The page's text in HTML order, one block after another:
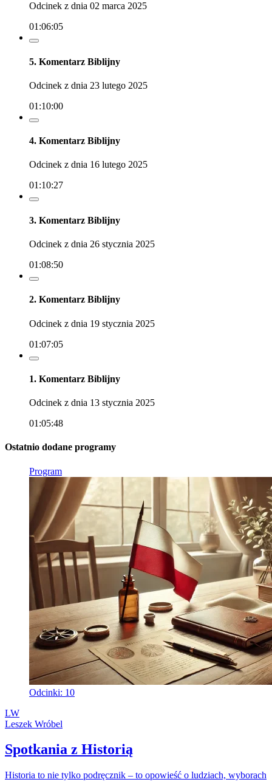
Odcinek z dnia 02 marca 2025
01:06:05
5. Komentarz Biblijny
Odcinek z dnia 23 lutego 2025
01:10:00
4. Komentarz Biblijny
Odcinek z dnia 16 lutego 2025
01:10:27
3. Komentarz Biblijny
Odcinek z dnia 26 stycznia 2025
01:08:50
2. Komentarz Biblijny
Odcinek z dnia 19 stycznia 2025
01:07:05
1. Komentarz Biblijny
Odcinek z dnia 13 stycznia 2025
01:05:48
Ostatnio dodane programy
Program
Odcinki: 10
LW
Leszek Wróbel
Spotkania z Historią
Historia to nie tylko podręcznik – to opowieść o ludziach, wyborach